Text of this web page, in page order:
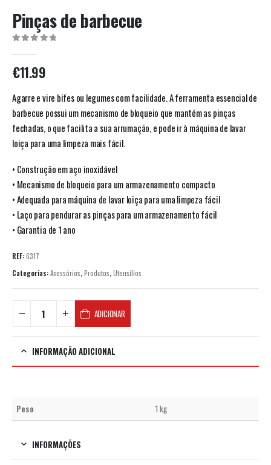
Pinças de barbecue
€11.99
Agarre e vire bifes ou legumes com facilidade. A ferramenta essencial de
barbecue possui um mecanismo de bloqueio que mantém as pinças
fechadas, o que facilita a sua arrumação, e pode ir à máquina de lavar
loiça para uma limpeza mais fácil.
• Construção em aço inoxidável
• Mecanismo de bloqueio para um armazenamento compacto
• Adequada para máquina de lavar loiça para uma limpeza fácil
• Laço para pendurar as pinças para um armazenamento fácil
• Garantia de 1 ano
REF:6317
Categorias:Acessórios,Produtos,Utensílios
ADICIONAR
INFORMAÇÃO ADICIONAL
Peso 1 kg
INFORMAÇÕES